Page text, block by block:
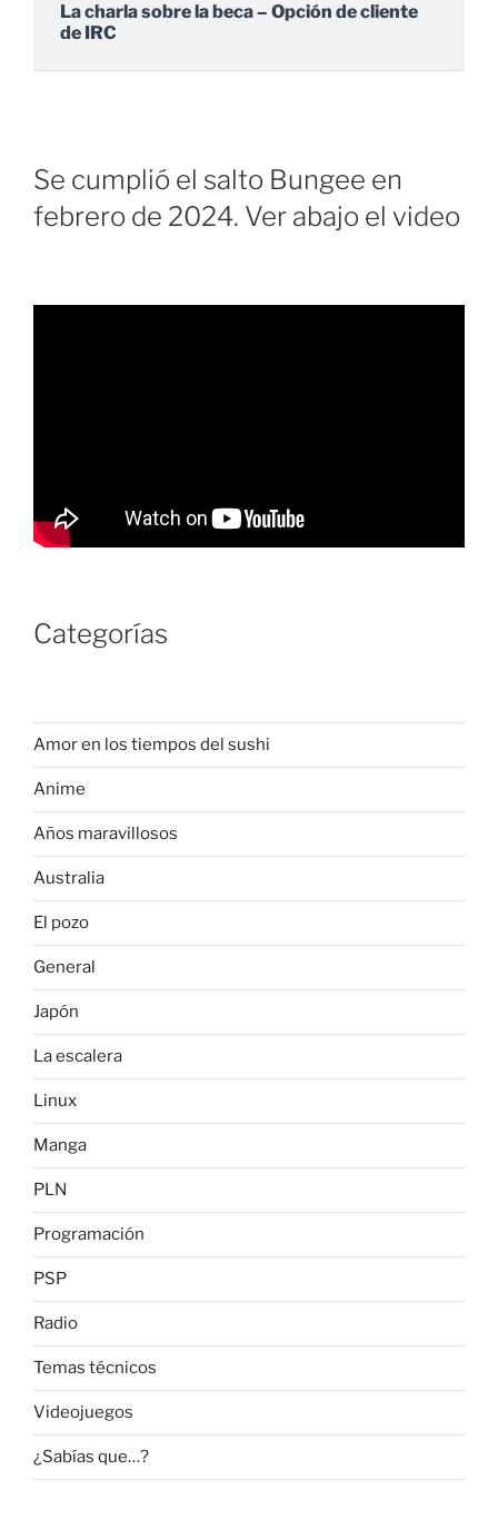
La charla sobre la beca – Opción de cliente
de IRC
Se cumplió el salto Bungee en
febrero de 2024. Ver abajo el video
Categorías
Amor en los tiempos del sushi
Anime
Años maravillosos
Australia
El pozo
General
Japón
La escalera
Linux
Manga
PLN
Programación
PSP
Radio
Temas técnicos
Videojuegos
¿Sabías que…?